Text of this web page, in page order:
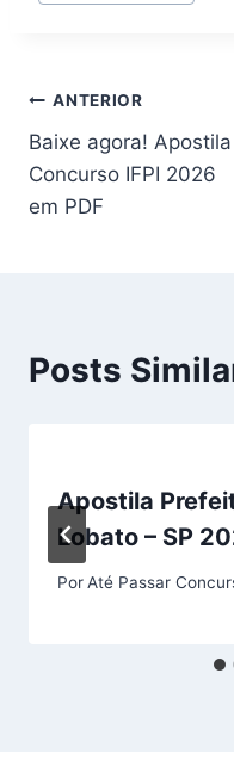
Navegação
de
Post
ANTERIOR
Baixe agora! Apostila
Concurso IFPI 2026
em PDF
Posts
Apostila
Lobato – SP
PorAté Passar